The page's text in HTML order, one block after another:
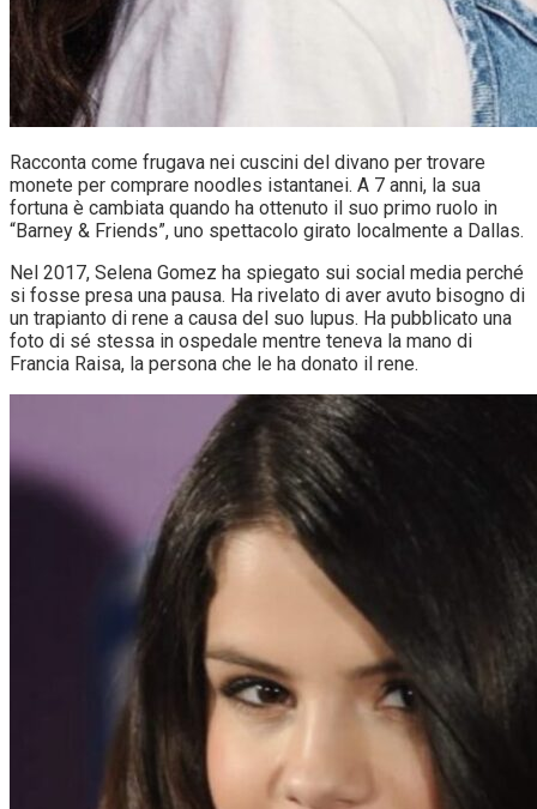
Racconta come frugava nei cuscini del divano per trovare
monete per comprare noodles istantanei. A 7 anni, la sua
fortuna è cambiata quando ha ottenuto il suo primo ruolo in
“Barney & Friends”, uno spettacolo girato localmente a Dallas.
Nel 2017, Selena Gomez ha spiegato sui social media perché
si fosse presa una pausa. Ha rivelato di aver avuto bisogno di
un trapianto di rene a causa del suo lupus. Ha pubblicato una
foto di sé stessa in ospedale mentre teneva la mano di
Francia Raisa, la persona che le ha donato il rene.